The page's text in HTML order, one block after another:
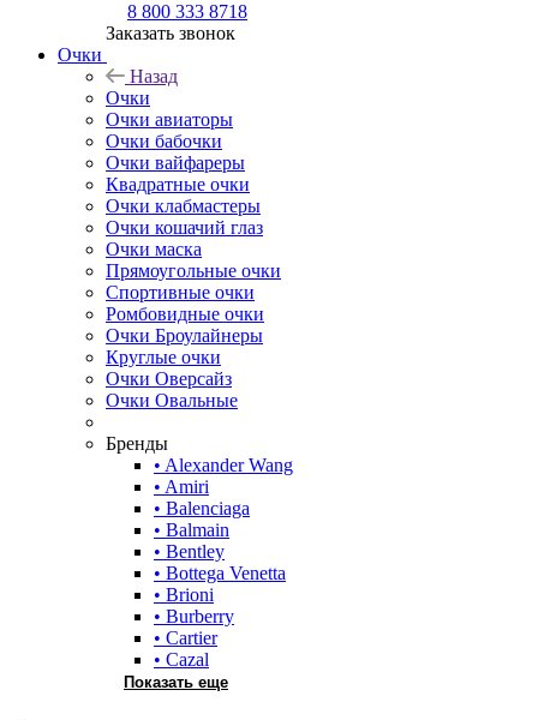
8 800 333 8718
Заказать звонок
Очки
Назад
Очки
Очки авиаторы
Очки бабочки
Очки вайфареры
Квадратные очки
Очки клабмастеры
Очки кошачий глаз
Очки маска
Прямоугольные очки
Спортивные очки
Ромбовидные очки
Очки Броулайнеры
Круглые очки
Очки Оверсайз
Очки Овальные
Бренды
• Alexander Wang
• Amiri
• Balenciaga
• Balmain
• Bentley
• Bottega Venetta
• Brioni
• Burberry
• Cartier
• Cazal
Показать еще